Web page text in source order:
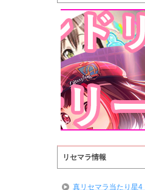
リセマラ情報
真リセマラ当たり星4